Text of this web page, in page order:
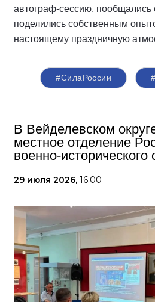
автограф-сессию,
поделились собственным
настоящему праздничную
#СилаРоссии
В Вейделевском
местное отделение
военно-
29 июля 2026, 16:00